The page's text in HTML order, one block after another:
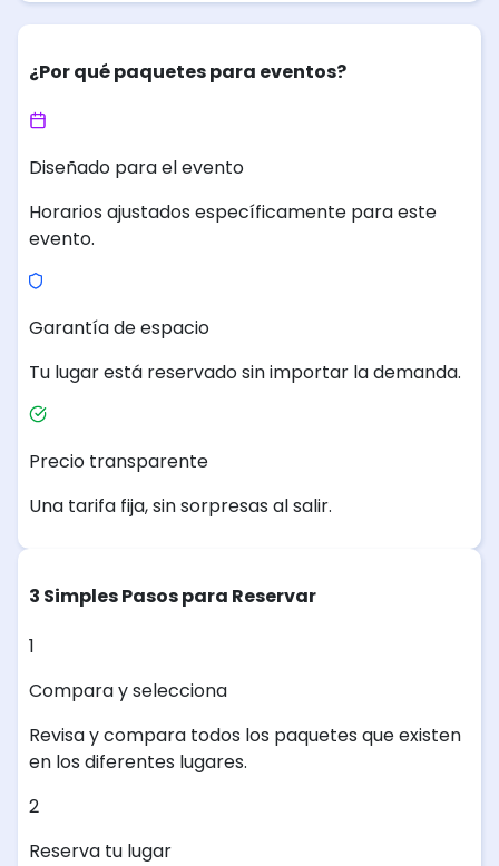
¿Por qué paquetes para eventos?
Diseñado para el evento
Horarios ajustados específicamente para este
evento.
Garantía de espacio
Tu lugar está reservado sin importar la demanda.
Precio transparente
Una tarifa fija, sin sorpresas al salir.
3 Simples Pasos para Reservar
1
Compara y selecciona
Revisa y compara todos los paquetes que existen
en los diferentes lugares.
2
Reserva tu lugar